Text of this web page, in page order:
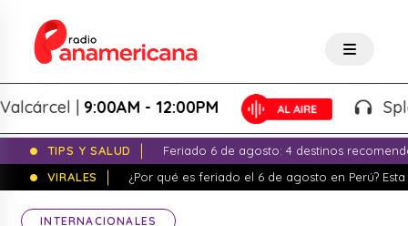
|9:00AM - 12:00PM
TIPS Y SALUD
Feriado 6 de agosto: 4 destinos
VIRALES
¿Por qué es feriado el 6 de agosto en Perú?
INTERNACIONALES